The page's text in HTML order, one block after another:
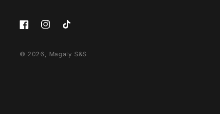
FacebookInstagramTikTok
© 2026, Magaly S&S